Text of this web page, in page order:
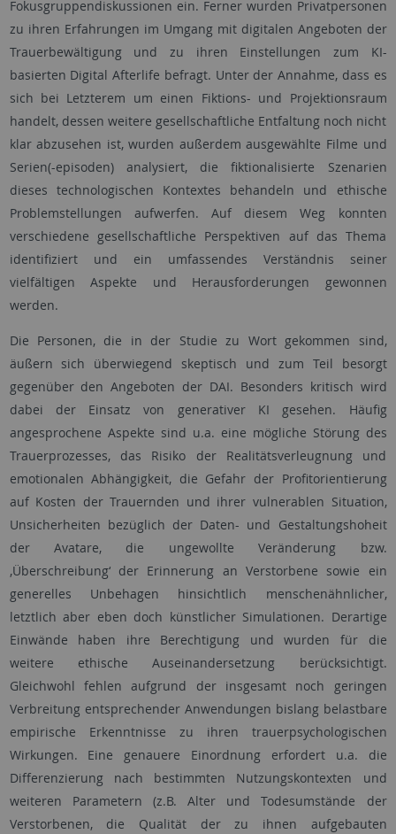
Fokusgruppendiskussionen ein. Ferner wurden Privatpersonen
zu ihren Erfahrungen im Umgang mit digitalen Angeboten der
Trauerbewältigung und zu ihren Einstellungen zum KI-
basierten Digital Afterlife befragt. Unter der Annahme, dass es
sich bei Letzterem um einen Fiktions- und Projektionsraum
handelt, dessen weitere gesellschaftliche Entfaltung noch nicht
klar abzusehen ist, wurden außerdem ausgewählte Filme und
Serien(-episoden) analysiert, die fiktionalisierte Szenarien
dieses technologischen Kontextes behandeln und ethische
Problemstellungen aufwerfen. Auf diesem Weg konnten
verschiedene gesellschaftliche Perspektiven auf das Thema
identifiziert und ein umfassendes Verständnis seiner
vielfältigen Aspekte und Herausforderungen gewonnen
werden.
Die Personen, die in der Studie zu Wort gekommen sind,
äußern sich überwiegend skeptisch und zum Teil besorgt
gegenüber den Angeboten der DAI. Besonders kritisch wird
dabei der Einsatz von generativer KI gesehen. Häufig
angesprochene Aspekte sind u.a. eine mögliche Störung des
Trauerprozesses, das Risiko der Realitätsverleugnung und
emotionalen Abhängigkeit, die Gefahr der Profitorientierung
auf Kosten der Trauernden und ihrer vulnerablen Situation,
Unsicherheiten bezüglich der Daten- und Gestaltungshoheit
der Avatare, die ungewollte Veränderung bzw.
,Überschreibung‘ der Erinnerung an Verstorbene sowie ein
generelles Unbehagen hinsichtlich menschenähnlicher,
letztlich aber eben doch künstlicher Simulationen. Derartige
Einwände haben ihre Berechtigung und wurden für die
weitere ethische Auseinandersetzung berücksichtigt.
Gleichwohl fehlen aufgrund der insgesamt noch geringen
Verbreitung entsprechender Anwendungen bislang belastbare
empirische Erkenntnisse zu ihren trauerpsychologischen
Wirkungen. Eine genauere Einordnung erfordert u.a. die
Differenzierung nach bestimmten Nutzungskontexten und
weiteren Parametern (z.B. Alter und Todesumstände der
Verstorbenen, die Qualität der zu ihnen aufgebauten